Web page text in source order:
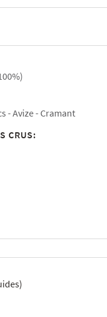
Avize
Cramant
CRUS: